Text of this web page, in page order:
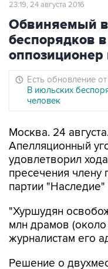
23:19, 24 августа 2016
Обвиняемый в
беспорядков
Есть обновление от
В июльских
человек
Москва. 24
Апелляционный
удовлетворил
пресечения члену
партии
"Хуршудян
млн драмов (около
журналистам его
Решение о